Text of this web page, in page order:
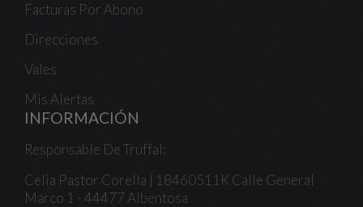
Facturas Por Abono
Direcciones
Vales
Mis Alertas
INFORMACIÓN
Responsable De Truffal:
Celia Pastor Corella | 18460511K Calle General
Marco 1 - 44477 Albentosa